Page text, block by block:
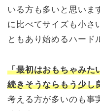
いる方も多いと思いま
に比べてサイズも小さ
ともあり始めるハード
「最初はおもちゃみた
続きそうならもう少し
考える方が多いのも事